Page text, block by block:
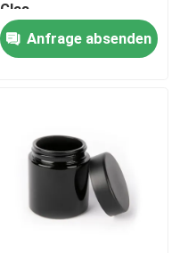
Glas
Blumenverpackungsglas
Anfrage absenden